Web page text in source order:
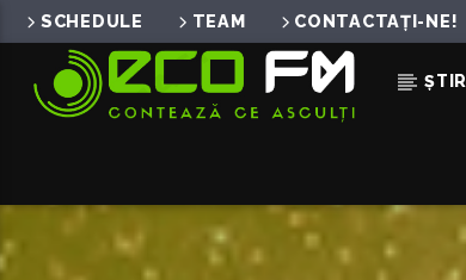
SCHEDULE TEAM CONTACTAȚI-NE!
ȘTIRI
ACUM ÎN DIRECT
BACK TO YOU